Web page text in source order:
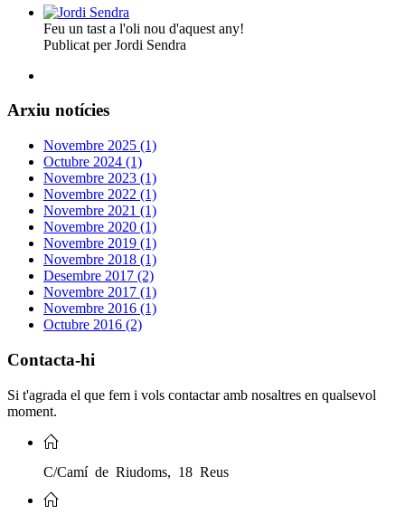
Feu un tast a l'oli nou d'aquest any!
Publicat per Jordi Sendra
Arxiu notícies
Novembre 2025 (1)
Octubre 2024 (1)
Novembre 2023 (1)
Novembre 2022 (1)
Novembre 2021 (1)
Novembre 2020 (1)
Novembre 2019 (1)
Novembre 2018 (1)
Desembre 2017 (2)
Novembre 2017 (1)
Novembre 2016 (1)
Octubre 2016 (2)
Contacta-hi
Si t'agrada el que fem i vols contactar amb nosaltres en qualsevol
moment.
C/Camí de Riudoms, 18 Reus